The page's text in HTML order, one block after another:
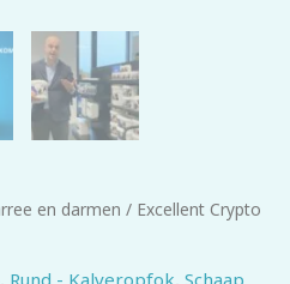
en darmen / Excellent Crypto
, Rund - Kalveropfok, Schaap